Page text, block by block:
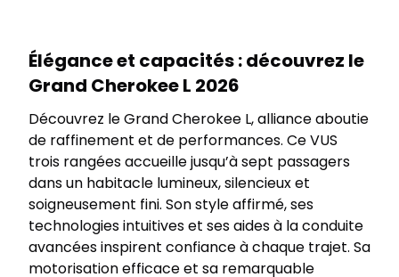
Élégance et capacités : découvrez le
Grand Cherokee L 2026
Découvrez le Grand Cherokee L, alliance aboutie
de raffinement et de performances. Ce VUS
trois rangées accueille jusqu’à sept passagers
dans un habitacle lumineux, silencieux et
soigneusement fini. Son style affirmé, ses
technologies intuitives et ses aides à la conduite
avancées inspirent confiance à chaque trajet. Sa
motorisation efficace et sa remarquable